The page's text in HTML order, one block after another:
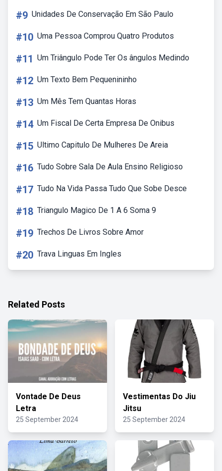
#9 Unidades De Conservação Em São Paulo
#10 Uma Pessoa Comprou Quatro Produtos
#11 Um Triângulo Pode Ter Os ângulos Medindo
#12 Um Texto Bem Pequenininho
#13 Um Mês Tem Quantas Horas
#14 Um Fiscal De Certa Empresa De Onibus
#15 Ultimo Capitulo De Mulheres De Areia
#16 Tudo Sobre Sala De Aula Ensino Religioso
#17 Tudo Na Vida Passa Tudo Que Sobe Desce
#18 Triangulo Magico De 1 A 6 Soma 9
#19 Trechos De Livros Sobre Amor
#20 Trava Linguas Em Ingles
Related Posts
Vontade De Deus
Letra
25 September 2024
Vestimentas Do Jiu
Jitsu
25 September 2024